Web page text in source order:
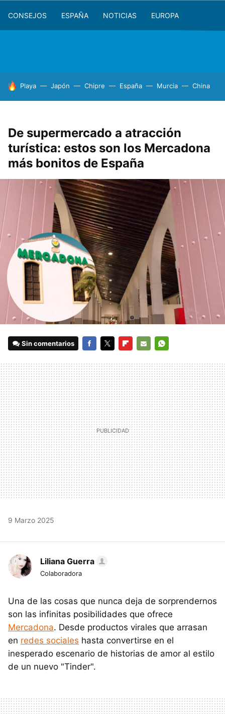
CONSEJOS ESPAÑA NOTICIAS EUROPA
HOY SE HABLA DE
Playa Japón Chipre España Murcia China
De supermercado a atracción
turística: estos son los Mercadona
más bonitos de España
Sin comentarios
MAIL
9 Marzo 2025
Liliana Guerra
Colaboradora
Una de las cosas que nunca deja de sorprendernos
son las infinitas posibilidades que ofrece
Mercadona. Desde productos virales que arrasan
en redes sociales hasta convertirse en el
inesperado escenario de historias de amor al estilo
de un nuevo "Tinder".